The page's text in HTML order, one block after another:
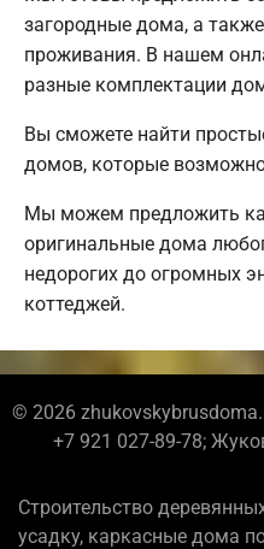
загородные дома, а
проживания. В нашем
разные комплектации
Вы сможете найти
домов, которые
Мы можем предложить
оригинальные дома
недорогих до огромных
коттеджей.
© 2026
+7 921 027-89-78;
Строительство
усадку, каркасные дома